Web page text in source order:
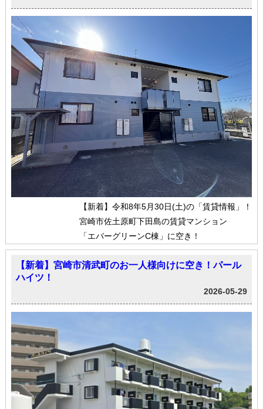
【新着】令和8年5月30日(土)の「賃貸情報」！
宮崎市佐土原町下田島の賃貸マンション
「エバーグリーンC棟」に空き！
【新着】宮崎市清武町のお一人様向けに空き！パール
ハイツ！
2026-05-29